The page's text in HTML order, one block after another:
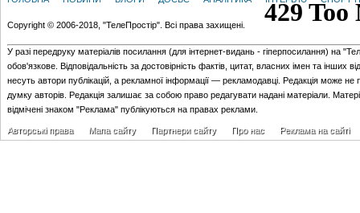
Copyright © 2006-2018, "ТелеПростір". Всі права захищені.
У разі передруку матеріалів посилання (для iнтернет-видань - гiперпосилання) на
обов'язкове. Відповідальність за достовірність фактів, цитат, власних імен та інших
несуть автори публікацій, а рекламної інформації — рекламодавці. Редакція може не
думку авторів. Редакція залишає за собою право редагувати надані матеріали.
відмічені знаком "Реклама" публікуються на правах реклами.
Авторські права Мапа сайту Партнери сайту Про нас Реклама на сайті